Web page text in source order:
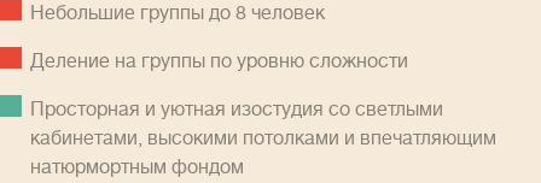
Небольшие группы до 8 человек
Деление на группы по уровню сложности
Просторная и уютная изостудия со светлыми
кабинетами, высокими потолками и впечатляющим
натюрмортным фондом